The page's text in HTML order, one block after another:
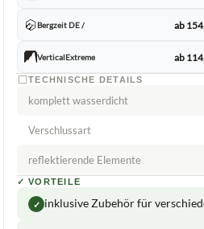
Bergzeit DE / ab
VerticalExtreme ab
TECHNISCHE DETAILS
komplett wasserdicht
Verschlussart
reflektierende Elemente
✓ VORTEILE
✓ inklusive Zubehör für